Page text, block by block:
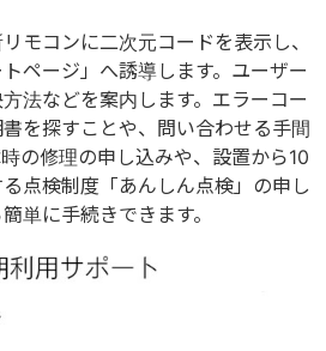
モコンに二次元コードを表示し、
ページ」へ誘導します。ユーザー
法などを案内します。エラーコー
を探すことや、問い合わせる手間
の修理の申し込みや、設置から10
点検制度「あんしん点検」の申し
単に手続きできます。